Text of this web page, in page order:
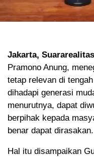
Jakarta,
Pramono Anung,
tetap relevan di
dihadapi generasi
menurutnya, dapat
berpihak kepada
benar dapat dirasakan.
Hal itu disampaikan